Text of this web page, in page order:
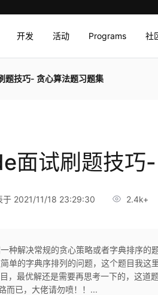
开发 活动 Programs 社
题技巧- 贪心算法题习题集
面试刷题技巧
于 2021/11/18 23:29:30 2.4k+
一种解决常规的贪心策略或者字典排序
单的字典序排列的问题，这个题目我
，最优解还是需要再思考一下的，这道
而已，大佬请勿喷！！...